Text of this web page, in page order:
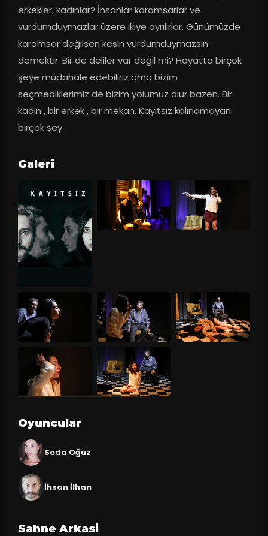
erkekler, kadınlar? İnsanlar karamsarlar ve
vurdumduymazlar üzere ikiye ayrılırlar. Günümüzde
karamsar değilsen kesin vurdumduymazsın
demektir. Bir de deliler var değil mi? Hayatta birçok
şeye müdahale edebiliriz ama bizim
seçmediklerimiz de bizim yolumuz olur bazen. Bir
kadın , bir erkek , bir mekan. Kayıtsız kalınamayan
birçok şey.
Galeri
Oyuncular
Seda Oğuz
İhsan İlhan
Sahne Arkasi